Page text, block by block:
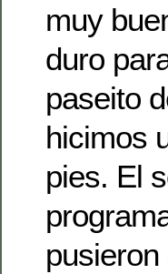
muy
duro
paseito
hicimos
pies. El
pusieron